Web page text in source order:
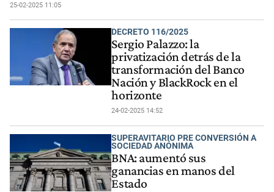
25-02-2025 11:05
DECRETO 116/2025
Sergio Palazzo: la
privatización detrás de la
transformación del Banco
Nación y BlackRock en el
horizonte
24-02-2025 14:52
SUPERAVITARIO PRE CONVERSIÓN A
SOCIEDAD ANÓNIMA
BNA: aumentó sus
ganancias en manos del
Estado